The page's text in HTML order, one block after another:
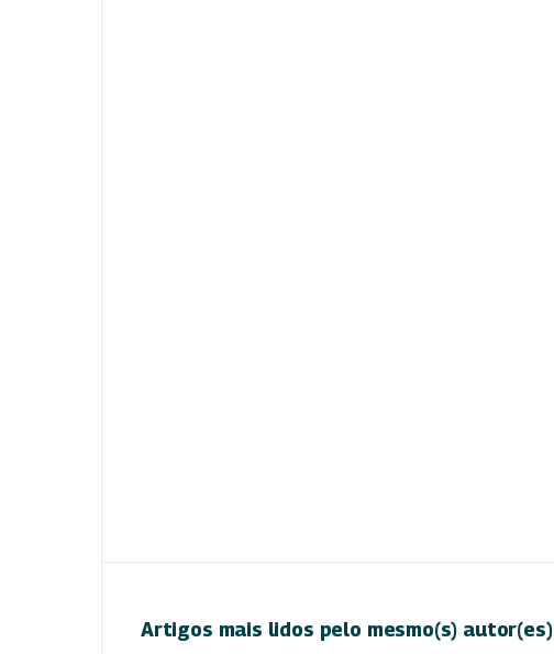
Artigos mais lidos pelo mesmo(s) autor(es)